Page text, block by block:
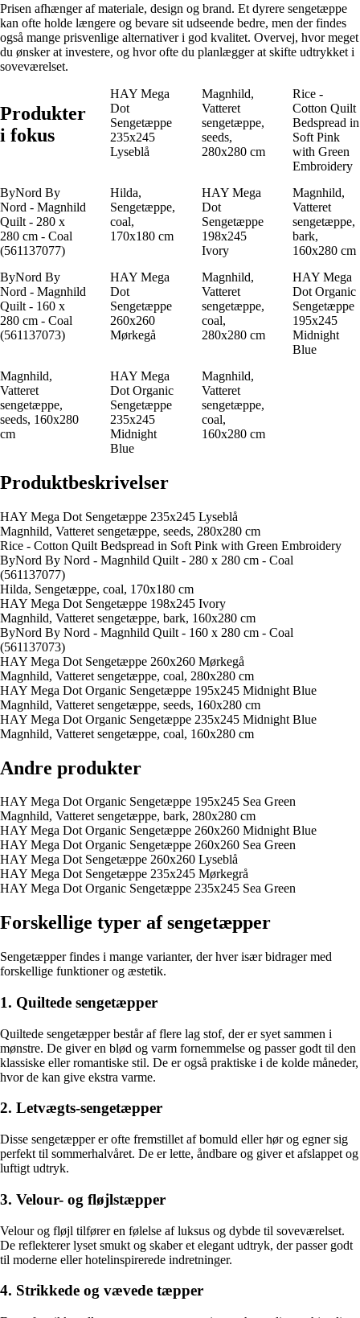
Prisen afhænger af materiale, design og brand. Et dyrere sengetæppe
kan ofte holde længere og bevare sit udseende bedre, men der findes
også mange prisvenlige alternativer i god kvalitet. Overvej, hvor meget
du ønsker at investere, og hvor ofte du planlægger at skifte udtrykket i
soveværelset.
Produkter
i fokus
HAY Mega
Dot
Sengetæppe
235x245
Lyseblå
Magnhild,
Vatteret
sengetæppe,
seeds,
280x280 cm
Rice -
Cotton Quilt
Bedspread in
Soft Pink
with Green
Embroidery
ByNord By
Nord - Magnhild
Quilt - 280 x
280 cm - Coal
(561137077)
Hilda,
Sengetæppe,
coal,
170x180 cm
HAY Mega
Dot
Sengetæppe
198x245
Ivory
Magnhild,
Vatteret
sengetæppe,
bark,
160x280 cm
ByNord By
Nord - Magnhild
Quilt - 160 x
280 cm - Coal
(561137073)
HAY Mega
Dot
Sengetæppe
260x260
Mørkegå
Magnhild,
Vatteret
sengetæppe,
coal,
280x280 cm
HAY Mega
Dot Organic
Sengetæppe
195x245
Midnight
Blue
Magnhild,
Vatteret
sengetæppe,
seeds, 160x280
cm
HAY Mega
Dot Organic
Sengetæppe
235x245
Midnight
Blue
Magnhild,
Vatteret
sengetæppe,
coal,
160x280 cm
Produktbeskrivelser
HAY Mega Dot Sengetæppe 235x245 Lyseblå
Magnhild, Vatteret sengetæppe, seeds, 280x280 cm
Rice - Cotton Quilt Bedspread in Soft Pink with Green Embroidery
ByNord By Nord - Magnhild Quilt - 280 x 280 cm - Coal
(561137077)
Hilda, Sengetæppe, coal, 170x180 cm
HAY Mega Dot Sengetæppe 198x245 Ivory
Magnhild, Vatteret sengetæppe, bark, 160x280 cm
ByNord By Nord - Magnhild Quilt - 160 x 280 cm - Coal
(561137073)
HAY Mega Dot Sengetæppe 260x260 Mørkegå
Magnhild, Vatteret sengetæppe, coal, 280x280 cm
HAY Mega Dot Organic Sengetæppe 195x245 Midnight Blue
Magnhild, Vatteret sengetæppe, seeds, 160x280 cm
HAY Mega Dot Organic Sengetæppe 235x245 Midnight Blue
Magnhild, Vatteret sengetæppe, coal, 160x280 cm
Andre produkter
HAY Mega Dot Organic Sengetæppe 195x245 Sea Green
Magnhild, Vatteret sengetæppe, bark, 280x280 cm
HAY Mega Dot Organic Sengetæppe 260x260 Midnight Blue
HAY Mega Dot Organic Sengetæppe 260x260 Sea Green
HAY Mega Dot Sengetæppe 260x260 Lyseblå
HAY Mega Dot Sengetæppe 235x245 Mørkegrå
HAY Mega Dot Organic Sengetæppe 235x245 Sea Green
Forskellige typer af sengetæpper
Sengetæpper findes i mange varianter, der hver især bidrager med
forskellige funktioner og æstetik.
1. Quiltede sengetæpper
Quiltede sengetæpper består af flere lag stof, der er syet sammen i
mønstre. De giver en blød og varm fornemmelse og passer godt til den
klassiske eller romantiske stil. De er også praktiske i de kolde måneder,
hvor de kan give ekstra varme.
2. Letvægts-sengetæpper
Disse sengetæpper er ofte fremstillet af bomuld eller hør og egner sig
perfekt til sommerhalvåret. De er lette, åndbare og giver et afslappet og
luftigt udtryk.
3. Velour- og fløjlstæpper
Velour og fløjl tilfører en følelse af luksus og dybde til soveværelset.
De reflekterer lyset smukt og skaber et elegant udtryk, der passer godt
til moderne eller hotelinspirerede indretninger.
4. Strikkede og vævede tæpper